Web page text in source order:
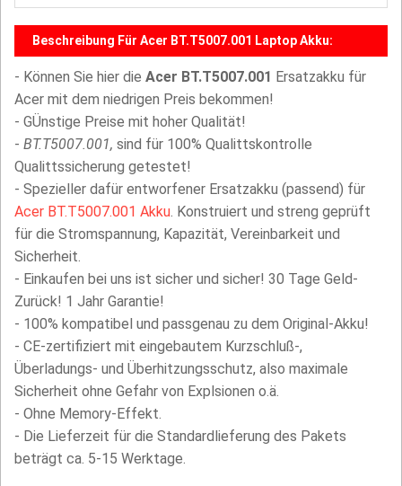
Beschreibung Für Acer BT.T5007.001 Laptop Akku:
- Können Sie hier die Acer BT.T5007.001 Ersatzakku für
Acer mit dem niedrigen Preis bekommen!
- GÜnstige Preise mit hoher Qualität!
- BT.T5007.001, sind für 100% Qualittskontrolle
Qualittssicherung getestet!
- Spezieller dafür entworfener Ersatzakku (passend) für
Acer BT.T5007.001 Akku. Konstruiert und streng geprüft
für die Stromspannung, Kapazität, Vereinbarkeit und
Sicherheit.
- Einkaufen bei uns ist sicher und sicher! 30 Tage Geld-
Zurück! 1 Jahr Garantie!
- 100% kompatibel und passgenau zu dem Original-Akku!
- CE-zertifiziert mit eingebautem Kurzschluß-,
Überladungs- und Überhitzungsschutz, also maximale
Sicherheit ohne Gefahr von Explsionen o.ä.
- Ohne Memory-Effekt.
- Die Lieferzeit für die Standardlieferung des Pakets
beträgt ca. 5-15 Werktage.